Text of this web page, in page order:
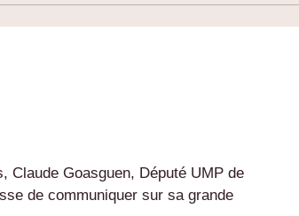
Claude Goasguen, Député UMP de
de communiquer sur sa grande